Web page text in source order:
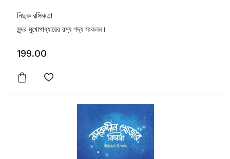
নিছক রসিকতা
সুন্দর মুখোপাধ্যায়ের রম্য গদ্য সংকলন।
199.00
Add to wishlist